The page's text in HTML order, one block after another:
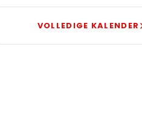
VOLLEDIGE KALENDER